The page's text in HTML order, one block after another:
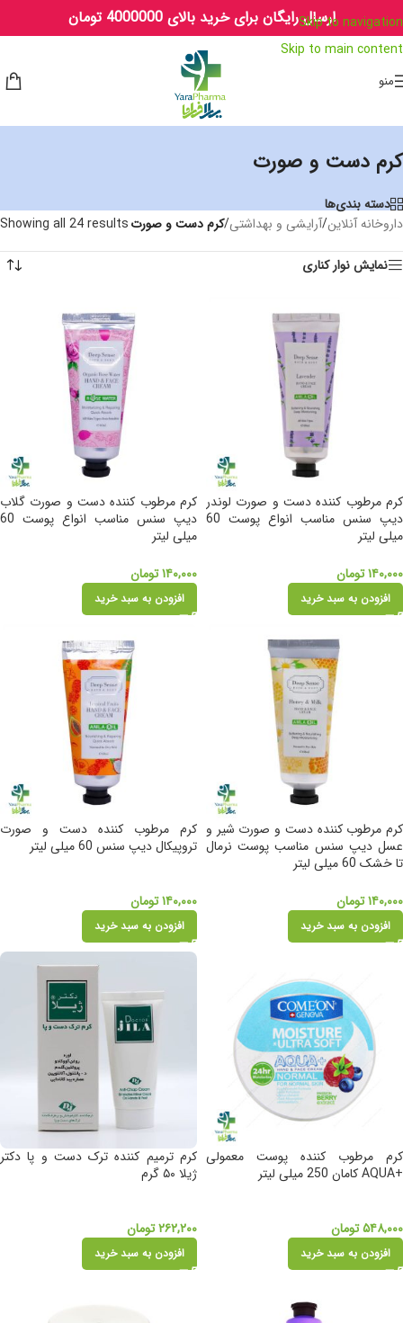
Skip to navigation
Skip to main content
ارسال رایگان برای خرید بالای 4000000 تومان
منو
کرم دست و صورت
دسته بندی‌ها
داروخانه آنلاین/آرایشی و بهداشتی/کرم دست و صورتShowing all 24 results
نمایش نوار کناری
کرم مرطوب کننده دست و صورت لوندر
دیپ سنس مناسب انواع پوست 60
میلی لیتر
۱۴۰,۰۰۰تومان
افزودن به سبد خرید
کرم مرطوب کننده دست و صورت گلاب
دیپ سنس مناسب انواع پوست 60
میلی لیتر
۱۴۰,۰۰۰تومان
افزودن به سبد خرید
کرم مرطوب کننده دست و صورت شیر و
عسل دیپ سنس مناسب پوست نرمال
تا خشک 60 میلی لیتر
۱۴۰,۰۰۰تومان
افزودن به سبد خرید
کرم مرطوب کننده دست و صورت
تروپیکال دیپ سنس 60 میلی لیتر
۱۴۰,۰۰۰تومان
افزودن به سبد خرید
کرم مرطوب کننده پوست معمولی
+AQUA کامان 250 میلی لیتر
۵۴۸,۰۰۰تومان
افزودن به سبد خرید
کرم ترمیم کننده ترک دست و پا دکتر
ژیلا ۵۰ گرم
۲۶۲,۲۰۰تومان
افزودن به سبد خرید